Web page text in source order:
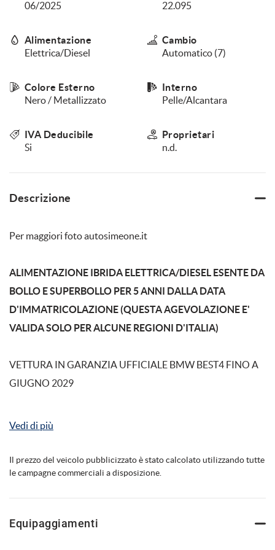
06/2025
22.095
Alimentazione
Elettrica/Diesel
Cambio
Automatico (7)
Colore Esterno
Nero / Metallizzato
Interno
Pelle/Alcantara
IVA Deducibile
Si
Proprietari
n.d.
Descrizione
Per maggiori foto autosimeone.it
ALIMENTAZIONE IBRIDA ELETTRICA/DIESEL ESENTE DA
BOLLO E SUPERBOLLO PER 5 ANNI DALLA DATA
D'IMMATRICOLAZIONE (QUESTA AGEVOLAZIONE E'
VALIDA SOLO PER ALCUNE REGIONI D'ITALIA)
VETTURA IN GARANZIA UFFICIALE BMW BEST4 FINO A
GIUGNO 2029
MOTORIZZAZIONE IBRIDA DIESEL/ELETTRICA ESENTE
''TOTAL BLACK''
CERTIFICATI BMW VETTURA IN ECCELLENTI
Vedi di più
Il prezzo del veicolo pubblicizzato è stato calcolato utilizzando tutte
le campagne commerciali a disposizione.
Equipaggiamenti
questi
di
tracciamento
alla
cookie
rivedere
le
scelte
momento.
Cookie necessari
Cookie delle preferenze
Cookie di marketing
Leggi
la